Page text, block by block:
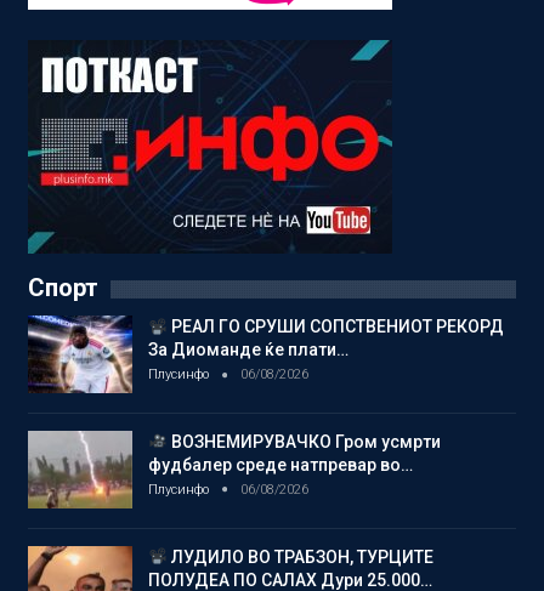
Спорт
РЕАЛ ГО СРУШИ СОПСТВЕНИОТ РЕКОРД
За Диоманде ќе плати…
Плусинфо 06/08/2026
ВОЗНЕМИРУВАЧКО Гром усмрти
фудбалер среде натпревар во…
Плусинфо 06/08/2026
ЛУДИЛО ВО ТРАБЗОН, ТУРЦИТЕ
ПОЛУДЕА ПО САЛАХ Дури 25.000…